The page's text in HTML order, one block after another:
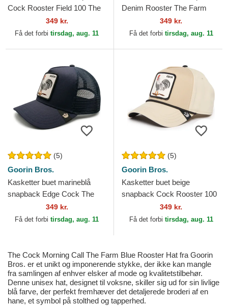
Cock Rooster Field 100 The
Farm Goorin Bros.
349 kr.
Få det forbi tirsdag, aug. 11
Denim Rooster The Farm
Goorin Bros.349 kr.
Få det forbi tirsdag, aug. 11
(5)
Goorin Bros.
Kasketter buet marineblå
snapback Edge Cock The
Farm Goorin Bros.
349 kr.
Få det forbi tirsdag, aug. 11
(5)
Goorin Bros.
Kasketter buet beige
snapback Cock Rooster 100
The Farm All Over Canvas
The Farm Goorin Bros.
349 kr.
Få det forbi tirsdag, aug. 11
The Cock Morning Call The Farm Blue Rooster Hat fra Goorin
Bros. er et unikt og imponerende stykke, der ikke kan mangle
fra samlingen af enhver elsker af mode og kvalitetstilbehør.
Denne unisex hat, designet til voksne, skiller sig ud for sin livlige
blå farve, der perfekt fremhæver det detaljerede broderi af en
hane, et symbol på stolthed og tapperhed.